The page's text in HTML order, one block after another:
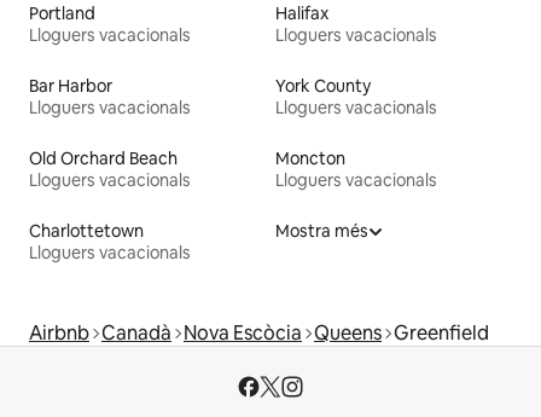
Portland
Lloguers vacacionals
Halifax
Lloguers vacacionals
Bar Harbor
Lloguers vacacionals
York County
Lloguers vacacionals
Old Orchard Beach
Lloguers vacacionals
Moncton
Lloguers vacacionals
Charlottetown
Lloguers vacacionals
Mostra més
Airbnb Canadà Nova Escòcia Queens Greenfield